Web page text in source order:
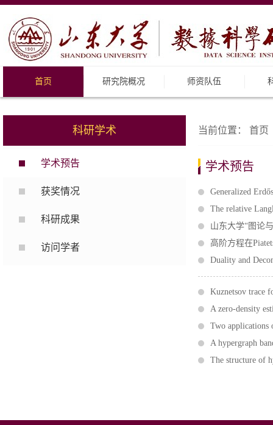
首页 研究院概况 师资队伍
科研学术
学术预告
获奖情况
科研成果
访问学者
当前位置： 首页
学术预告
Generalized
The relative
山东大学“图论
高阶方程在
Duality and
Kuznetsov trace
A zero-density
Two applications
A hypergraph
The structure of